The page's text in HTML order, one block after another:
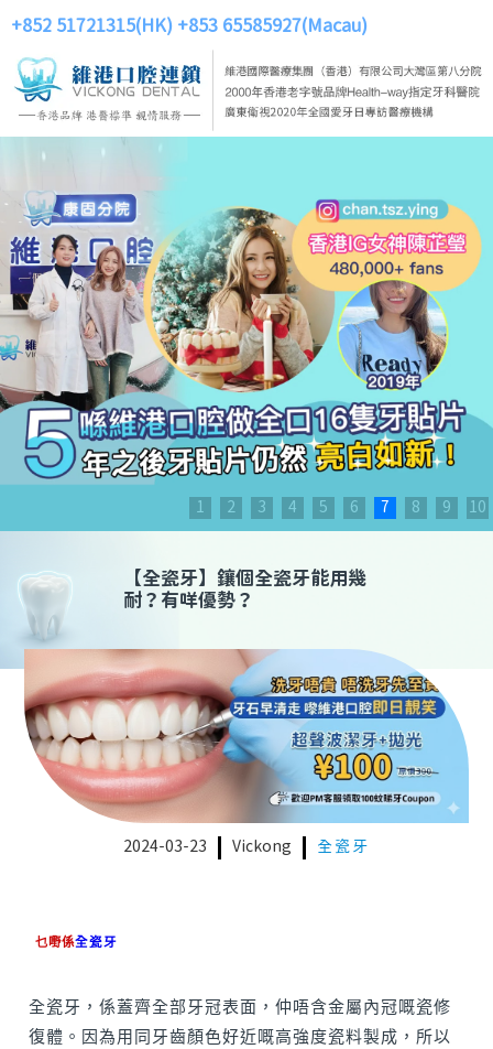
+852 51721315(HK) +853 65585927(Macau)
1 2 3 4 5 6 7 8 9 10
【全瓷牙】 鑲個全瓷牙能用幾
耐？有咩優勢？
2024-03-23 Vickong 全瓷牙
乜嘢係全瓷牙
全瓷牙，係蓋齊全部牙冠表面，仲唔含金屬內冠嘅瓷修
復體。因為用同牙齒顏色好近嘅高強度瓷料製成，所以